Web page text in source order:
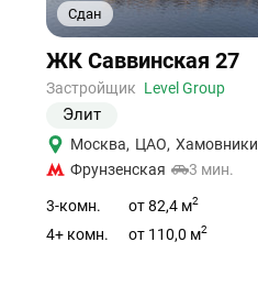
Сдан
Ссылка
на
объект
ЖК Саввинская 27
Застройщик Level Group
Элит
Москва, ЦАО, Хамовники
Фрунзенская
3 мин.
3-комн. от 82,4 м2
4+ комн.
от 110,0 м2